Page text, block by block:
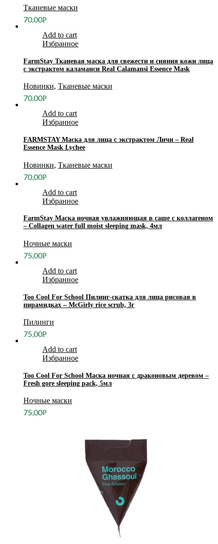
Тканевые маски
70,00Р
Add to cart
Избранное
FarmStay Тканевая маска для свежести и сияния кожи лица
с экстрактом каламанси Real Calamansi Essence Mask
Новинки, Тканевые маски
70,00Р
Add to cart
Избранное
FARMSTAY Маска для лица с экстрактом Личи – Real
Essence Mask Lychee
Новинки, Тканевые маски
70,00Р
Add to cart
Избранное
FarmStay Маска ночная увлажняющая в саше с коллагеном
– Collagen water full moist sleeping mask, 4мл
Ночные маски
75,00Р
Add to cart
Избранное
Too Cool For School Пилинг-скатка для лица рисовая в
пирамидках – McGirly rice scrub, 3г
Пилинги
75,00Р
Add to cart
Избранное
Too Cool For School Маска ночная с драконовым деревом –
Fresh gore sleeping pack, 5мл
Ночные маски
75,00Р